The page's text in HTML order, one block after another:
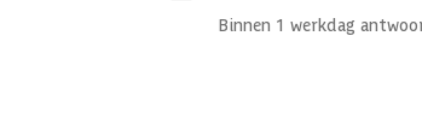
Binnen 1 werkdag